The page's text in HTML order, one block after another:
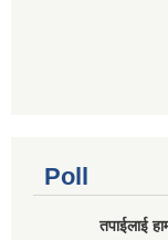
Poll
तपाईलाई